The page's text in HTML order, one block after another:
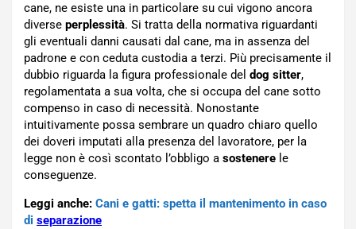
cane, ne esiste una in particolare su cui vigono ancora
diverse perplessità. Si tratta della normativa riguardanti
gli eventuali danni causati dal cane, ma in assenza del
padrone e con ceduta custodia a terzi. Più precisamente il
dubbio riguarda la figura professionale del dog sitter,
regolamentata a sua volta, che si occupa del cane sotto
compenso in caso di necessità. Nonostante
intuitivamente possa sembrare un quadro chiaro quello
dei doveri imputati alla presenza del lavoratore, per la
legge non è così scontato l’obbligo a sostenere le
conseguenze.
Leggi anche: Cani e gatti: spetta il mantenimento in caso
di separazione